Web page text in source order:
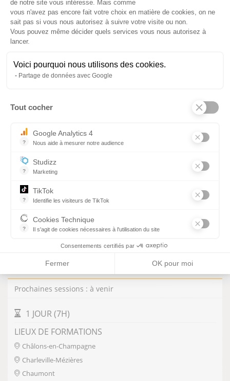
de notre site vous intéresse. Mais comme
vous n'avez pas encore fait votre choix en matière de cookies, on ne
sait pas si vous nous autorisez à suivre votre visite ou non.
Vous pouvez même décider quels services vous nous autorisez à
lancer.
Voici pourquoi nous utilisons des cookies.
Partage de données avec Google
Tout cocher
?
Google Analytics 4
Nous aide à mesurer notre audience
?
Studizz
Marketing
?
TikTok
Identifie les visiteurs de TikTok
?
Cookies Technique
Il s'agit de cookies nécessaires à l'utilisation du site
Consentements certifiés par
Fermer OK pour moi
Prochaines sessions : à venir
DURÉE DE LA FORMATION
21H (INITIAL) OU 14H (RECYCLAGE)
Châlons-en-Champagne
Saint-Dizier
Reims
PRÉREQUIS
Apte médicalement à la fonction, réalisant des opérations de
maintenance, ou des interventions d’ordre électrique sur des
installations basse tension (BT)
VOIR LA FORMATION
DE MÉCANIQUE)
Prochaines sessions : à venir
DURÉE DE LA FORMATION
1 JOUR (7H)
LIEUX DE FORMATIONS
Châlons-en-Champagne
Charleville-Mézières
Chaumont